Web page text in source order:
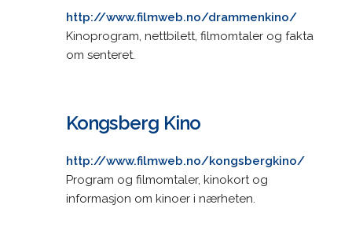
http://www.filmweb.no/drammenkino/
Kinoprogram, nettbilett, filmomtaler og fakta
om senteret.
Kongsberg Kino
http://www.filmweb.no/kongsbergkino/
Program og filmomtaler, kinokort og
informasjon om kinoer i nærheten.